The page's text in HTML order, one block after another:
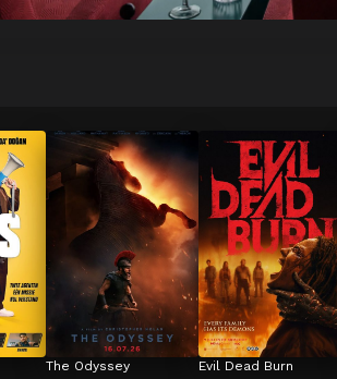
The Odyssey Evil Dead Burn